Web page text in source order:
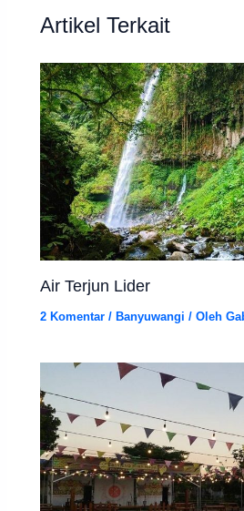
Artikel Terkait
Air Terjun Lider
2 Komentar / Banyuwangi / Oleh